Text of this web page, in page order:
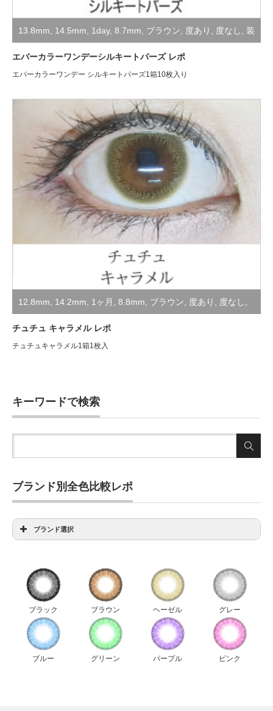
13.8mm 14.5mm 1day, 8.7mm ブラウン 度あり 度なし 装
着レポ
エバーカラーワンデーシルキートパーズ レポ
エバーカラーワンデー シルキートパーズ1箱10枚入り
12.8mm 14.2mm 1ヶ月 8.8mm ブラウン 度あり 度なし
装着レポ,非公開
チュチュ キャラメル レポ
チュチュキャラメル1箱1枚入
キーワードで検索
ブランド別全色比較レポ
ブランド選択
ウィッチズポーチダリエクストラ全色比較
ウィッチズポーチビックスター全色比較
ウィッチズポーチマカロン全色比較
ウィッチズポーチミスカラコン全色比較
エルージュ全色比較
ブラック
ブルー
グレー
ピンク
ヘーゼル
パープル
ブラウン
グリーン